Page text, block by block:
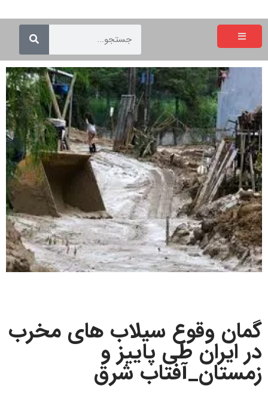
گمان وقوع سیلاب های مخرب
در ایران طی پاییز و
زمستان_آفتاب شرق